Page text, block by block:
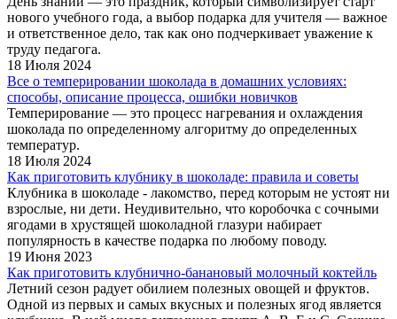
нового учебного года, а выбор подарка для учителя — важное
и ответственное дело, так как оно подчеркивает уважение к
труду педагога.
18 Июля 2024
Все о темперировании шоколада в домашних условиях:
способы, описание процесса, ошибки новичков
Темперирование — это процесс нагревания и охлаждения
шоколада по определенному алгоритму до определенных
температур.
18 Июля 2024
Как приготовить клубнику в шоколаде: правила и советы
Клубника в шоколаде - лакомство, перед которым не устоят ни
взрослые, ни дети. Неудивительно, что коробочка с сочными
ягодами в хрустящей шоколадной глазури набирает
популярность в качестве подарка по любому поводу.
19 Июня 2023
Как приготовить клубнично-банановый молочный коктейль
Летний сезон радует обилием полезных овощей и фруктов.
Одной из первых и самых вкусных и полезных ягод является